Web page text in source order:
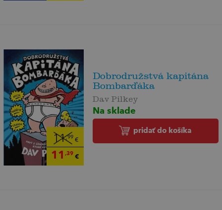
11,99 €
11 ,39€
Dobrodružstvá kapitána
Bombarďáka
Dav Pilkey
Na sklade
pridať do košíka